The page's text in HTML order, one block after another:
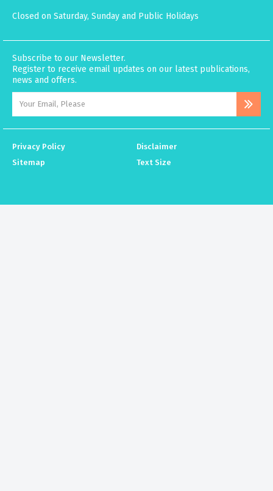
Closed on Saturday, Sunday and Public Holidays
Subscribe to our Newsletter.
Register to receive email updates on our latest publications,
news and offers.
Privacy Policy
Disclaimer
Sitemap
Text Size